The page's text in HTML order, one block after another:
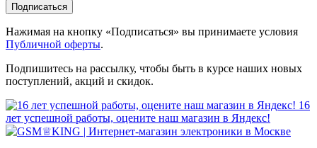
Подписаться
Нажимая на кнопку «Подписаться» вы принимаете условия
Публичной оферты.
Подпишитесь на рассылку, чтобы быть в курсе наших новых
поступлений, акций и скидок.
16
лет успешной работы, оцените наш магазин в Яндекс!